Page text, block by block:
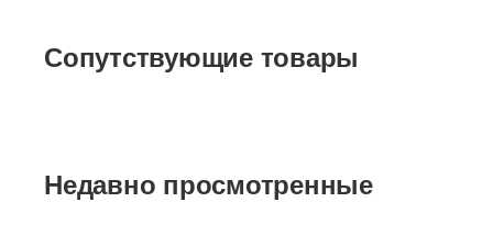
Сопутствующие товары
Недавно просмотренные